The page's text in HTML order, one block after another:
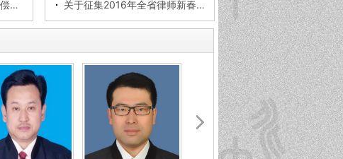
关于审理侵害知识产权民事案件适用惩罚性赔偿的解释
关于征集2016年全省律师新春联谊会 节目及选拨主持人的通知